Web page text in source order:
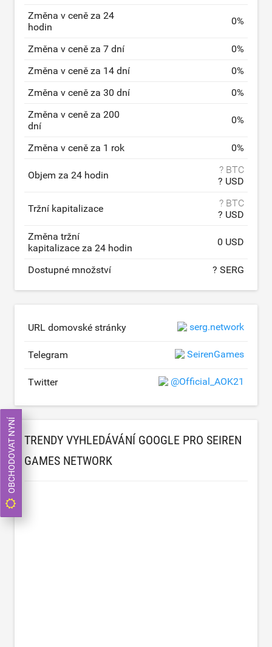
Změna v ceně za 24
hodin
0%
Změna v ceně za 7 dní 0%
Změna v ceně za 14 dní
0%
Změna v ceně za 30 dní
0%
Změna v ceně za 200
dní
0%
Změna v ceně za 1 rok 0%
Objem za 24 hodin
? BTC
? USD
Tržní kapitalizace
? BTC
? USD
Změna tržní
kapitalizace za 24 hodin
0 USD
Dostupné množství ? SERG
URL domovské stránky serg.network
Telegram SeirenGames
Twitter @Official_AOK21
TRENDY VYHLEDÁVÁNÍ GOOGLE PRO SEIREN
GAMES NETWORK
OBCHODOVAT NYNÍ